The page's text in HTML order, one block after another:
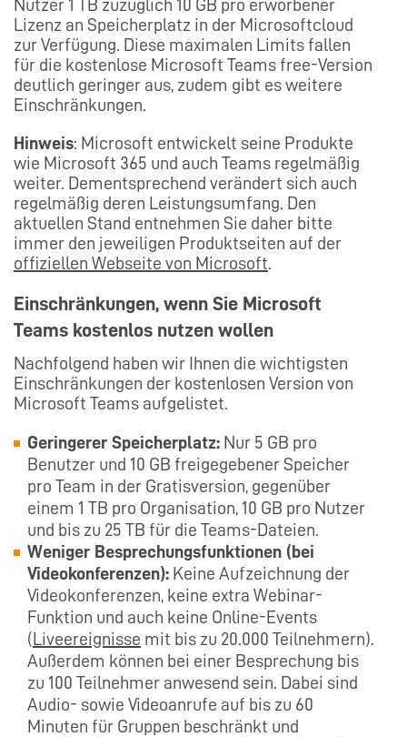
Nutzer 1 TB zuzüglich 10 GB pro erworbener
Lizenz an Speicherplatz in der Microsoftcloud
zur Verfügung. Diese maximalen Limits fallen
für die kostenlose Microsoft Teams free-Version
deutlich geringer aus, zudem gibt es weitere
Einschränkungen.
Hinweis: Microsoft entwickelt seine Produkte
wie Microsoft 365 und auch Teams regelmäßig
weiter. Dementsprechend verändert sich auch
regelmäßig deren Leistungsumfang. Den
aktuellen Stand entnehmen Sie daher bitte
immer den jeweiligen Produktseiten auf der
offiziellen Webseite von Microsoft.
Einschränkungen, wenn Sie Microsoft
Teams kostenlos nutzen wollen
Nachfolgend haben wir Ihnen die wichtigsten
Einschränkungen der kostenlosen Version von
Microsoft Teams aufgelistet.
Geringerer Speicherplatz: Nur 5 GB pro
Benutzer und 10 GB freigegebener Speicher
pro Team in der Gratisversion, gegenüber
einem 1 TB pro Organisation, 10 GB pro Nutzer
und bis zu 25 TB für die Teams-Dateien.
Weniger Besprechungsfunktionen (bei
Videokonferenzen): Keine Aufzeichnung der
Videokonferenzen, keine extra Webinar-
Funktion und auch keine Online-Events
( Liveereignisse mit bis zu 20.000 Teilnehmern).
Außerdem können bei einer Besprechung bis
zu 100 Teilnehmer anwesend sein. Dabei sind
Audio- sowie Videoanrufe auf bis zu 60
Minuten für Gruppen beschränkt und